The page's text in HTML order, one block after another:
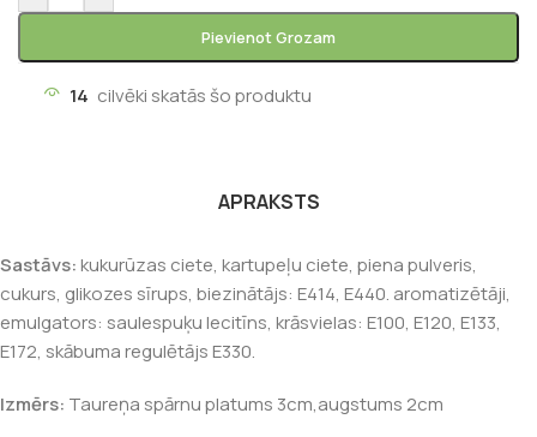
Pievienot Grozam
14 cilvēki skatās šo produktu
APRAKSTS
Sastāvs:kukurūzas ciete, kartupeļu ciete, piena pulveris,
cukurs, glikozes sīrups, biezinātājs: E414, E440. aromatizētāji,
emulgators: saulespuķu lecitīns, krāsvielas: E100, E120, E133,
E172, skābuma regulētājs E330.
Izmērs: Taureņa spārnu platums 3cm,augstums 2cm